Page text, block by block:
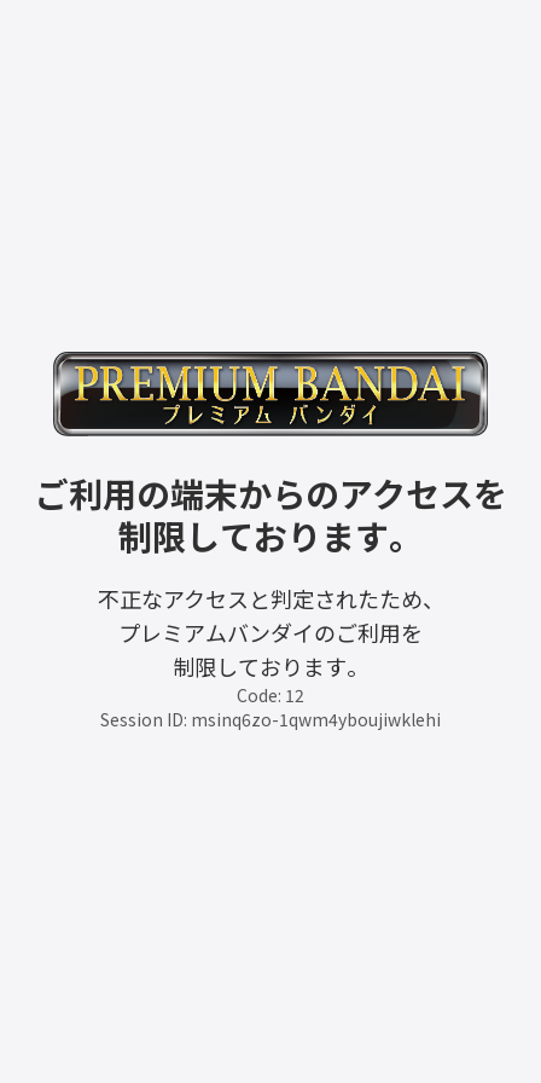
ご利用の端末からのアクセスを
制限しております。
不正なアクセスと判定されたため、
プレミアムバンダイのご利用を
制限しております。
Code: 12
Session ID: msinq6zo-1qwm4yboujiwklehi